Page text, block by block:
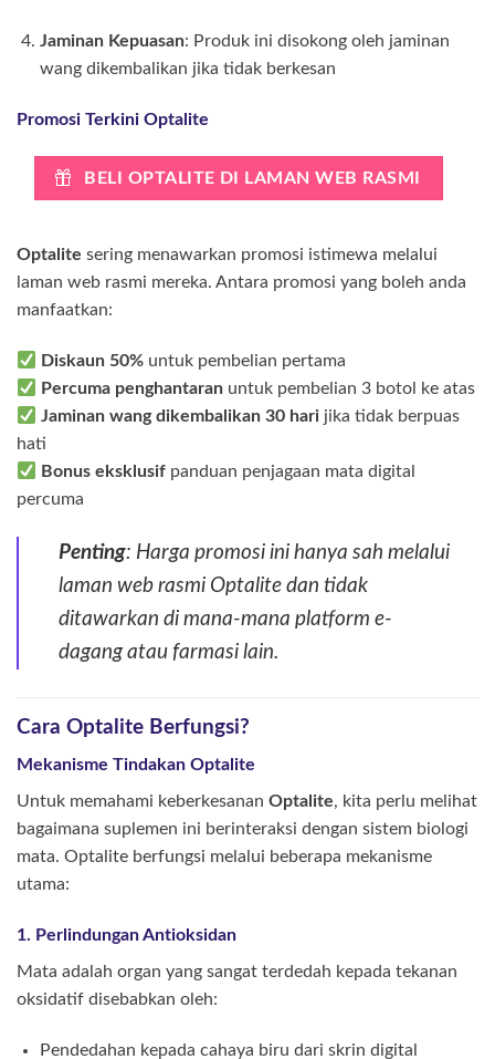
Jaminan Kepuasan: Produk ini disokong oleh jaminan
wang dikembalikan jika tidak berkesan
Promosi Terkini Optalite
BELI OPTALITE DI LAMAN WEB RASMI
Optalite sering menawarkan promosi istimewa melalui
laman web rasmi mereka. Antara promosi yang boleh anda
manfaatkan:
Diskaun 50% untuk pembelian pertama
Percuma penghantaran untuk pembelian 3 botol ke atas
Jaminan wang dikembalikan 30 hari jika tidak berpuas
hati
Bonus eksklusif panduan penjagaan mata digital
percuma
Penting: Harga promosi ini hanya sah melalui
laman web rasmi Optalite dan tidak
ditawarkan di mana-mana platform e-
dagang atau farmasi lain.
Cara Optalite Berfungsi?
Mekanisme Tindakan Optalite
Untuk memahami keberkesanan Optalite, kita perlu melihat
bagaimana suplemen ini berinteraksi dengan sistem biologi
mata. Optalite berfungsi melalui beberapa mekanisme
utama:
1. Perlindungan Antioksidan
Mata adalah organ yang sangat terdedah kepada tekanan
oksidatif disebabkan oleh:
Pendedahan kepada cahaya biru dari skrin digital